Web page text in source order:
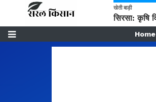
खेती बाड़ी
Home